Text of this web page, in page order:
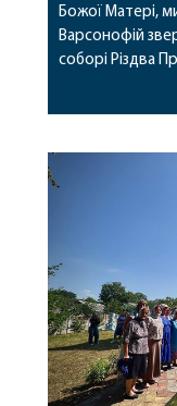
Божої Матері,
Варсонофій
соборі Різдва
Його
священному
особливі